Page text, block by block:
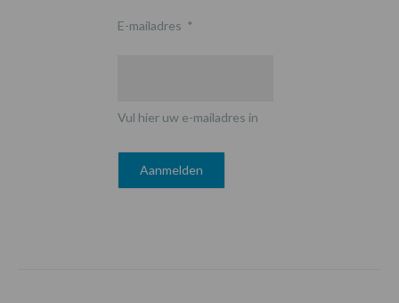
E-mailadres *
Vul hier uw e-mailadres in